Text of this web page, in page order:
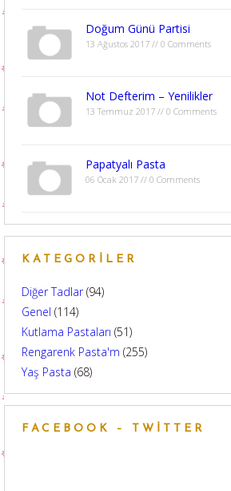
Doğum Günü Partisi
13 Ağustos 2017 // 0 Comments
Not Defterim – Yenilikler
13 Temmuz 2017 // 0 Comments
Papatyalı Pasta
06 Ocak 2017 // 0 Comments
KATEGORILER
Diğer Tadlar(94)
Genel (114)
Kutlama Pastaları (51)
Rengarenk Pasta'm (255)
Yaş Pasta (68)
FACEBOOK – TWITTER